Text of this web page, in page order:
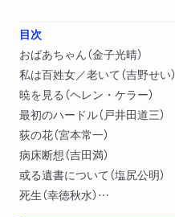
目次
おばあちゃん（金子光晴）
私は百姓女／老いて（吉野せい）
暁を見る（ヘレン・ケラー）
最初のハードル（戸井田道三）
荻の花（宮本常一）
病床断想（吉田満）
或る遺書について（塩尻公明）
死生（幸徳秋水）